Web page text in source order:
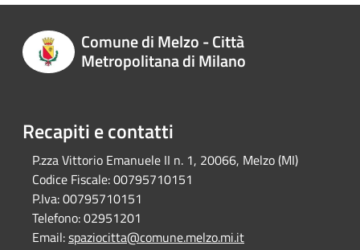
Comune di Melzo - Città
Metropolitana di Milano
Recapiti e contatti
P.zza Vittorio Emanuele II n. 1, 20066, Melzo (MI)
Codice Fiscale:00795710151
P.Iva:00795710151
Telefono:02951201
Email:spaziocitta@comune.melzo.mi.it